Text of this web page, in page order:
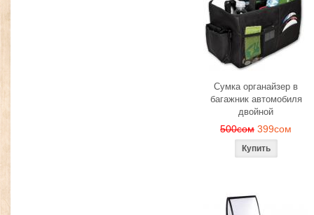
Сумка органайзер в
багажник автомобиля
двойной
500сом 399сом